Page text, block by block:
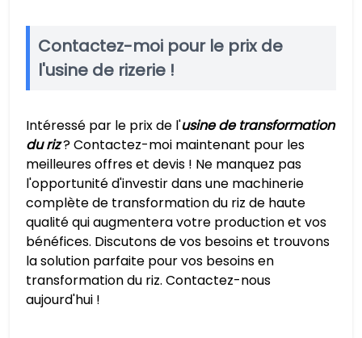
Contactez-moi pour le prix de
l'usine de rizerie !
Intéressé par le prix de l'usine de transformation
du riz? Contactez-moi maintenant pour les
meilleures offres et devis ! Ne manquez pas
l'opportunité d'investir dans une machinerie
complète de transformation du riz de haute
qualité qui augmentera votre production et vos
bénéfices. Discutons de vos besoins et trouvons
la solution parfaite pour vos besoins en
transformation du riz. Contactez-nous
aujourd'hui !